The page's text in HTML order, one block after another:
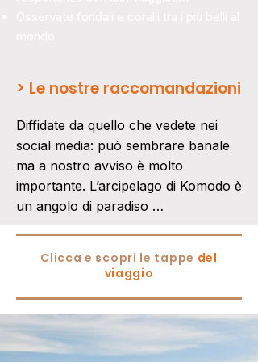
> Le nostre raccomandazioni
Diffidate da quello che vedete nei
social media: può sembrare banale
ma a nostro avviso è molto
importante. L’arcipelago di Komodo è
un angolo di paradiso
media spesso viene mostrata una
turistico è aumentato molto e
l’impatto del turismo di massa più
Clicca e scopri le tappe del
viaggio